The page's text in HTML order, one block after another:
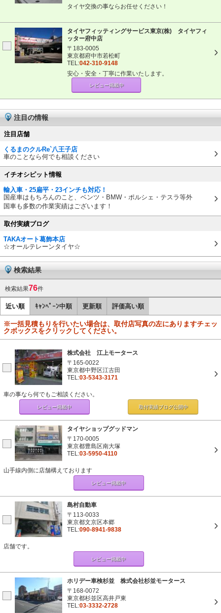
タイヤ交換の事ならお任せください！
タイヤフィッティングサービス東京(株) タイヤフィ
ッター府中店
〒183-0005
東京都府中市若松町
TEL:042-310-9148
安心・安全・丁寧に作業いたします。
レビュー掲載中
注目の情報
注目店舗
くるまのクルRe`八王子店
車のことなら何でも相談ください
イチオシピット情報
輸入車・25扁平・23インチも対応！
国産車はもちろんのこと、ベンツ・BMW・ポルシェ・テスラ等外
国車も多数の作業実績はございます！
取付実績ブログ
TAKAオート葛飾本店
☆オールテレーンタイヤ☆
検索結果
検索結果76件
近い順 ｷｬﾝﾍﾟｰﾝ中順 更新順 評価高い順
※一括見積もりを行いたい場合は、取付店写真の左にありますチェッ
クボックスをクリックしてください。
株式会社 江上モータース
〒165-0022
東京都中野区江古田
TEL:03-5343-3171
車の事なら何でもご相談ください。
レビュー掲載中 取付実績ブログ公開中
タイヤショップグッドマン
〒170-0005
東京都豊島区南大塚
TEL:03-5950-4110
山手線内側に店舗構えております
レビュー掲載中
島村自動車
〒113-0033
東京都文京区本郷
TEL:090-8941-9838
店舗です。
レビュー掲載中
ホリデー車検杉並 株式会社杉並モータース
〒168-0072
東京都杉並区高井戸東
TEL:03-3332-2728